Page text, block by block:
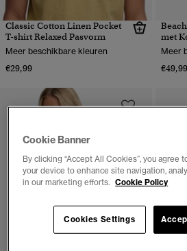
Classic Cotton Linen Pocket
T-shirt Relaxed Pasvorm
Meer beschikbare kleuren
€29,99
met
Meer
€49,99
Cookie Banner
By clicking “Accept All Cookies”, you agree
your device to enhance site navigation,
in our marketing efforts. Cookie Policy
Cookies Settings